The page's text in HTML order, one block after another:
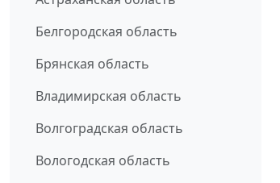
Белгородская область
Брянская область
Владимирская область
Волгоградская область
Вологодская область